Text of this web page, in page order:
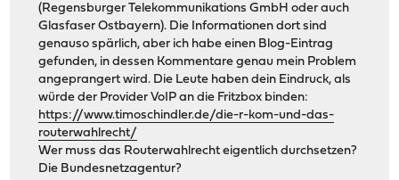
(Regensburger Telekommunikations GmbH oder auch
Glasfaser Ostbayern). Die Informationen dort sind
genauso spärlich, aber ich habe einen Blog-Eintrag
gefunden, in dessen Kommentare genau mein Problem
angeprangert wird. Die Leute haben dein Eindruck, als
würde der Provider VoIP an die Fritzbox binden:
https://www.timoschindler.de/die-r-kom-und-das-
routerwahlrecht/
Wer muss das Routerwahlrecht eigentlich durchsetzen?
Die Bundesnetzagentur?